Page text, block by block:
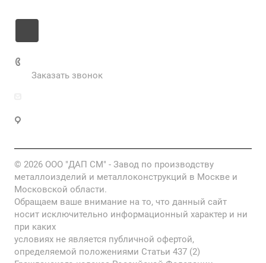
Заказать звонок
© 2026 ООО "ДАП СМ" - Завод по производству
металлоизделий и металлоконструкций в Москве и
Московской области.
Обращаем ваше внимание на то, что данный сайт
носит исключительно информационный характер и ни
при каких
условиях не является публичной офертой,
определяемой положениями Статьи 437 (2)